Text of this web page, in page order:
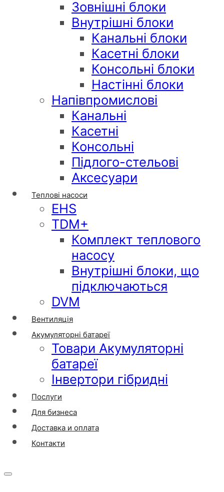
Зовнішні блоки
Внутрішні блоки
Канальні блоки
Касетні блоки
Консольні блоки
Настінні блоки
Напівпромислові
Канальні
Касетні
Консольні
Підлого-стельові
Аксесуари
Теплові насоси
EHS
TDM+
Комплект теплового
насосу
Внутрішні блоки, що
підключаються
DVM
Вентиляція
Акумуляторні батареї
Товари Акумуляторні
батареї
Інвертори гібридні
Послуги
Для бизнеса
Доставка и оплата
Контакти